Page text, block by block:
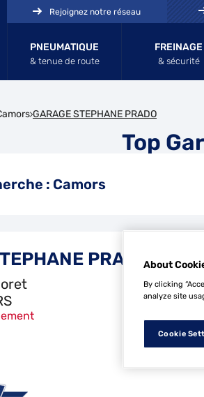
PNEUMATIQUE
& tenue de route
FREINAGE
& sécurité
Rejoignez notre réseau
GARAGE STEPHANE PRADO
Top
: Camors
PRADOAbout
By clicking
analyze site
Cookie